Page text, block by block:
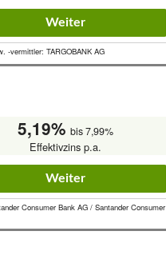
Weiter
-vermittler: TARGOBANK AG
5,19% bis 7,99%
Effektivzins p.a.
Weiter
Consumer Bank AG / Santander Consumer